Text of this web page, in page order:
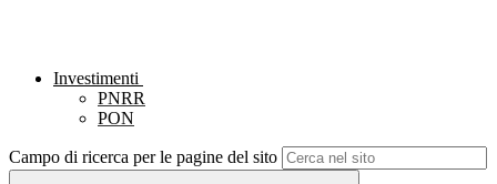
Investimenti
PNRR
PON
Campo di ricerca per le pagine del sito